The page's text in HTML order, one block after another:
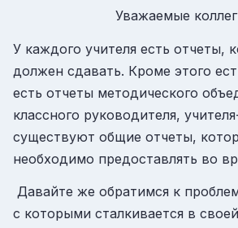
Уважаемые
У каждого учителя есть отчеты,
должен сдавать. Кроме этого
есть отчеты методического
классного руководителя,
существуют общие отчеты,
необходимо предоставлять во
Давайте же обратимся к
с которыми сталкивается в